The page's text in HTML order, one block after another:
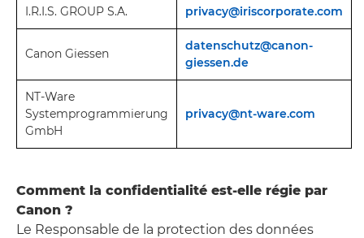
I.R.I.S. GROUP S.A. privacy@iriscorporate.com
Canon Giessen
datenschutz@canon-
giessen.de
NT-Ware
Systemprogrammierung
GmbH
privacy@nt-ware.com
Comment la confidentialité est-elle régie par
Canon ?
Le Responsable de la protection des données